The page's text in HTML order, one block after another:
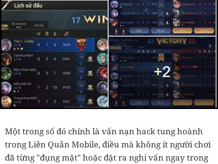
Một trong số đó chính là vấn nạn hack tung hoành
trong Liên Quân Mobile, điều mà không ít người chơi
đã từng "đụng mặt" hoặc đặt ra nghi vấn ngay trong